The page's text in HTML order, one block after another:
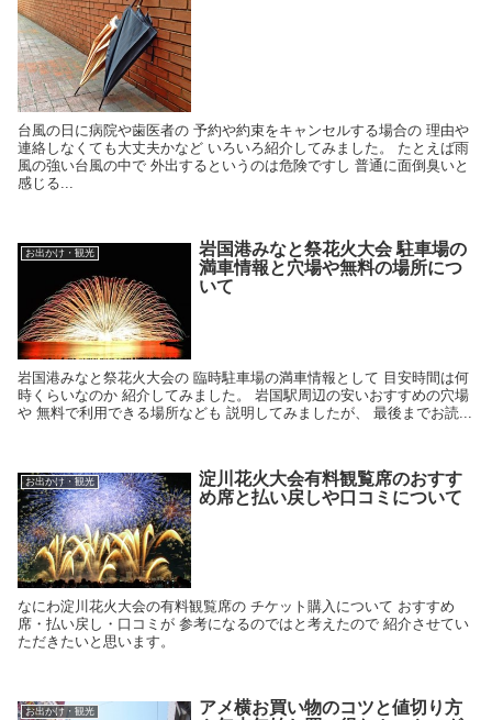
台風の日に病院や歯医者の 予約や約束をキャンセルする場合の 理由や
連絡しなくても大丈夫かなど いろいろ紹介してみました。 たとえば雨
風の強い台風の中で 外出するというのは危険ですし 普通に面倒臭いと
感じる...
お出かけ・観光
岩国港みなと祭花火大会 駐車場の
満車情報と穴場や無料の場所につ
いて
岩国港みなと祭花火大会の 臨時駐車場の満車情報として 目安時間は何
時くらいなのか 紹介してみました。 岩国駅周辺の安いおすすめの穴場
や 無料で利用できる場所なども 説明してみましたが、 最後までお読...
お出かけ・観光
淀川花火大会有料観覧席のおすす
め席と払い戻しや口コミについて
なにわ淀川花火大会の有料観覧席の チケット購入について おすすめ
席・払い戻し・口コミが 参考になるのではと考えたので 紹介させてい
ただきたいと思います。
お出かけ・観光
アメ横お買い物のコツと値切り方